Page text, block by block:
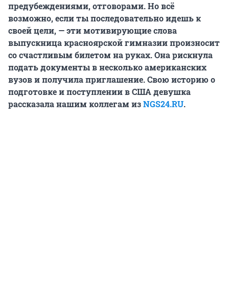
предубеждениями, отговорами. Но всё
возможно, если ты последовательно идешь к
своей цели, — эти мотивирующие слова
выпускница красноярской гимназии произносит
со счастливым билетом на руках. Она рискнула
подать документы в несколько американских
вузов и получила приглашение. Свою историю о
подготовке и поступлении в США девушка
рассказала нашим коллегам изNGS24.RU.